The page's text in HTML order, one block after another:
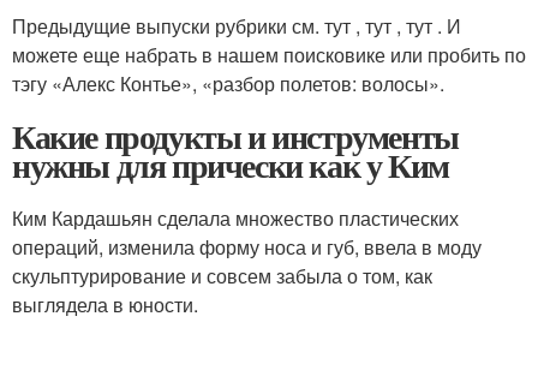
Предыдущие выпуски рубрики см. тут , тут , тут . И
можете еще набрать в нашем поисковике или пробить по
тэгу «Алекс Контье», «разбор полетов: волосы».
Какие продукты и инструменты
нужны для прически как у Ким
Ким Кардашьян сделала множество пластических
операций, изменила форму носа и губ, ввела в моду
скульптурирование и совсем забыла о том, как
выглядела в юности.